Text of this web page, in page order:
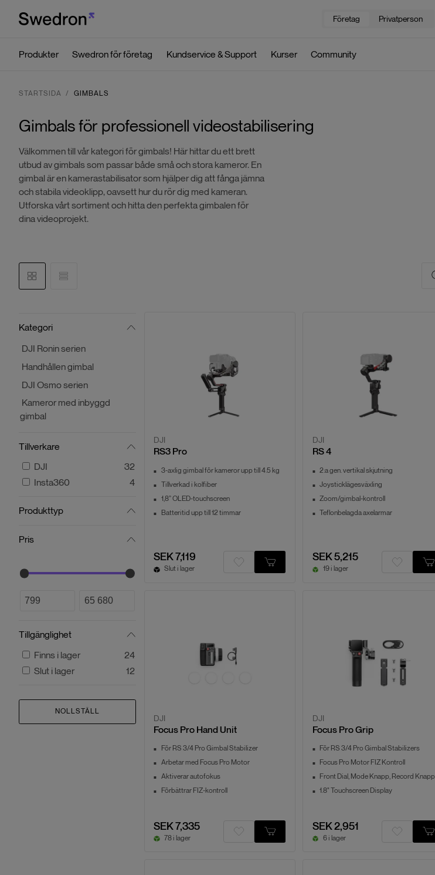
Företag Privatperson
Produkter Swedron för företag Kundservice & Support Kurser Community
STARTSIDA GIMBALS
Gimbals för professionell videostabilisering
Välkommen till vår kategori för gimbals! Här hittar du ett brett
utbud av gimbals som passar både små och stora kameror. En
gimbal är en kamerastabilisator som hjälper dig att fånga jämna
och stabila videoklipp, oavsett hur du rör dig med kameran.
Utforska vårt sortiment och hitta den perfekta gimbalen för
dina videoprojekt.
Kategori
DJI Ronin serien
Handhållen gimbal
DJI Osmo serien
Kameror med inbyggd
gimbal
Tillverkare
DJI
32
Insta360
4
Produkttyp
Pris
Tillgänglighet
Finns i lager
24
Slut i lager
12
NOLLSTÄLL
DJI
RS3 Pro
3-axlig gimbal för kameror upp till 4.5 kg
Tillverkad i kolfiber
1,8” OLED-touchscreen
Batteritid upp till 12 timmar
SEK 7,119
Slut i lager
DJI
RS 4
2:a gen. vertikal skjutning
Joysticklägesväxling
Zoom/gimbal-kontroll
Teflonbelagda axelarmar
SEK 5,215
19 i lager
DJI
Focus Pro Hand Unit
För RS 3/4 Pro Gimbal Stabilizer
Arbetar med Focus Pro Motor
Aktiverar autofokus
Förbättrar FIZ-kontroll
SEK 7,335
78 i lager
DJI
Focus Pro Grip
För RS 3/4 Pro Gimbal Stabilizers
Focus Pro Motor FIZ Kontroll
Front Dial, Mode Knapp, Record Knapp
1.8" Touchscreen Display
SEK 2,951
6 i lager